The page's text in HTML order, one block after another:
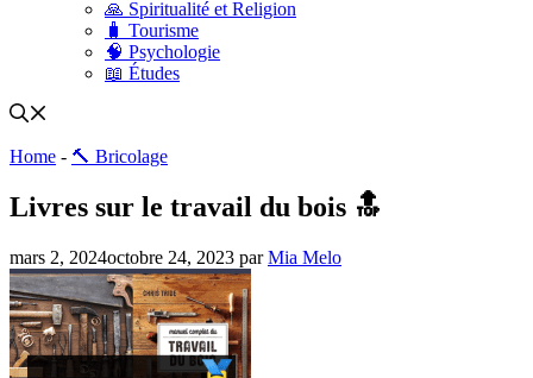
🙏 Spiritualité et Religion
🧳 Tourisme
🧠 Psychologie
📖 Études
Home - 🔨 Bricolage
Livres sur le travail du bois 🔝
mars 2, 2024octobre 24, 2023 parMia Melo